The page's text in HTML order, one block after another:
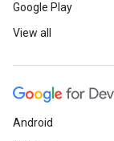
Google Play
View all
Android